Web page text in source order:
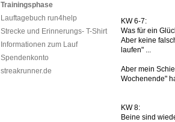
Trainingsphase
Lauftagebuch run4help
Strecke und Erinnerungs- T-Shirt
Informationen zum Lauf
Spendenkonto
streakrunner.de
KW 6-7:
Was für ein
Aber keine
laufen" ...
Aber mein
Wochenende"
KW 8:
Beine sind